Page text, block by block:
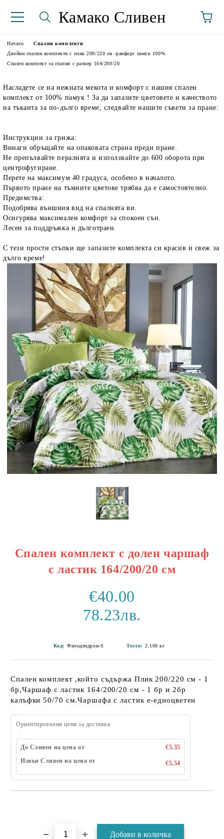
Камако Сливен
Начало
Спални комплекти
Двойни спални комплекти с плик 200/220 см -ранфорс памук 100%
Спален комплект за спалня с размер 164/200/20
Насладете се на нежната мекота и комфорт с нашия спален
комплект от 100% памук ! За да запазите цветовете и качеството
на тъканта за по-дълго време, следвайте нашите съвети за пране:
Инструкции за грижа:
Винаги обръщайте на опаковата страна преди пране.
Не препълвайте пералнята и използвайте до 600 оборота при
центрофугиране.
Перете на максимум 40 градуса, особено в началото.
Първото пране на тъмните цветове трябва да е самостоятелно.
Предимства:
Подобрява външния вид на спалнята ви.
Осигурява максимален комфорт за спокоен сън.
Лесен за поддръжка и дълготраен.
С тези прости стъпки ще запазите комплекта си красив и свеж за
дълго време!
Спален комплект с долен чаршаф
с ластик 164/200/20 см
€40.00
78.23лв.
Код: Филодендрон-S Тегло: 2.100 кг
Спален комплект ,който съдържа Плик 200/220 см - 1
бр,Чаршаф с ластик 164/200/20 см - 1 бр и 2бр
калъфки 50/70 см.Чаршафа с ластик е-едноцветен
Ориентировъчни цени за доставка
До Сливен на цена от
€5.35
Извън Сливен на цена от
€5.54